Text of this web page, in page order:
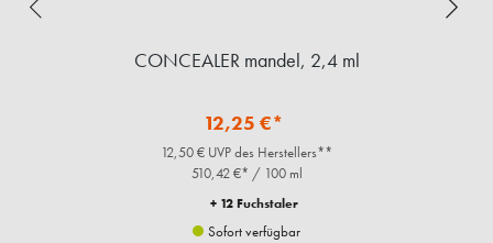
CONCEALER mandel, 2,4 ml
12,25 €*
12,50 € UVP des Herstellers**
510,42 €* / 100 ml
+ 12 Fuchstaler
Sofort verfügbar